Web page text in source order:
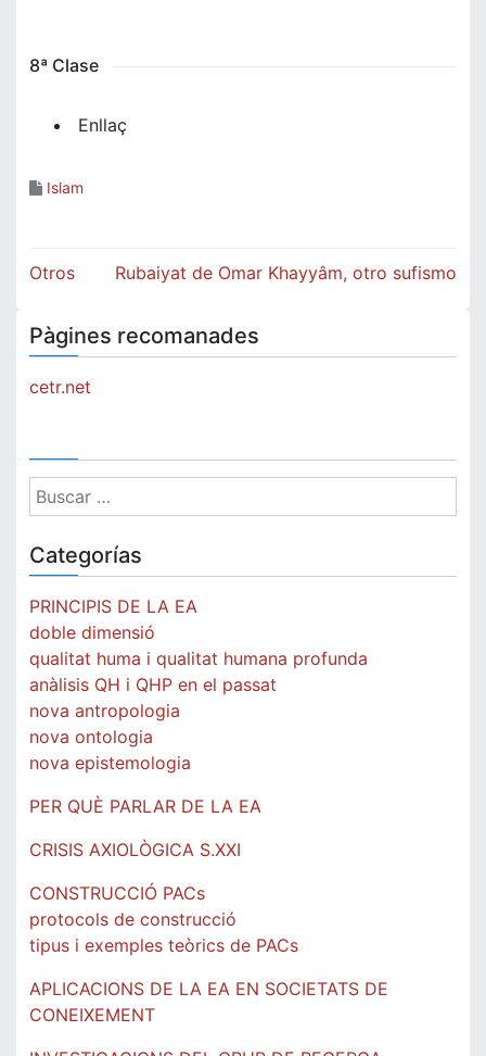
8ª Clase
Enllaç
Islam
Navegación
entradas
Otros Rubaiyat de Omar Khayyâm, otro sufismo
Pàgines recomanades
cetr.net
Buscar:
Categorías
PRINCIPIS DE LA EA
doble dimensió
qualitat huma i qualitat humana profunda
anàlisis QH i QHP en el passat
nova antropologia
nova ontologia
nova epistemologia
PER QUÈ PARLAR DE LA EA
CRISIS AXIOLÒGICA S.XXI
CONSTRUCCIÓ PACs
protocols de construcció
tipus i exemples teòrics de PACs
APLICACIONS DE LA EA EN SOCIETATS DE
CONEIXEMENT